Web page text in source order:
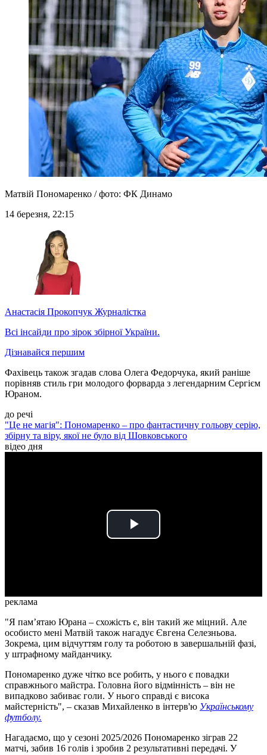
Матвій Пономаренко / фото: ФК Динамо
14 березня, 22:15
Анастасія Прокопчук Журналістка
Всі інсайди про зірок збірної України.
Дізнавайся першим
Фахівець також згадав слова Олега Федорчука, який раніше
порівняв стиль гри молодого форварда з легендарним Сергієм
Юраном.
до речі
"Це не магія": Пономаренко – про фантастичну гольову серію,
збірну та віру, якої не було від Шовковського
відео дня
Play
реклама
"Я пам’ятаю Юрана – схожість є, він такий же міцний. Але
особисто мені Матвій також нагадує Євгена Селезньова.
Зокрема, цим відчуттям голу та роботою в завершальній фазі,
у штрафному майданчику.
Пономаренко дуже чітко все робить, у нього є повадки
справжнього майстра. Головна його відмінність – він не
випадково забиває голи. У нього справді є висока
майстерність", – сказав Михайленко в інтерв'ю Українському
футболу.
Нагадаємо, що у сезоні 2025/2026 Пономаренко зіграв 22
матчі, забив 16 голів і зробив 2 результативні передачі. У